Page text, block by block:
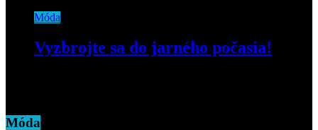
Móda
Vyzbrojte sa do jarného počasia!
Móda